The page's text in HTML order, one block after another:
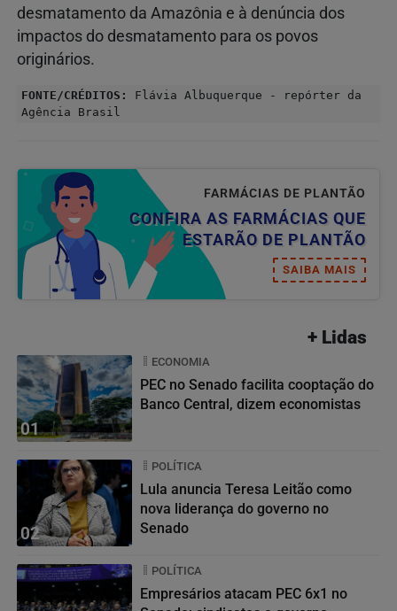
desmatamento da Amazônia e à denúncia dos
impactos do desmatamento para os povos
originários.
FONTE/CRÉDITOS:
Flávia Albuquerque - repórter da
Agência Brasil
FARMÁCIAS DE PLANTÃO
CONFIRA AS FARMÁCIAS QUE
ESTARÃO DE PLANTÃO
SAIBA MAIS
+ Lidas
01
ECONOMIA
PEC no Senado facilita cooptação do
Banco Central, dizem economistas
02
POLÍTICA
Lula anuncia Teresa Leitão como
nova liderança do governo no
Senado
POLÍTICA
Empresários atacam PEC 6x1 no